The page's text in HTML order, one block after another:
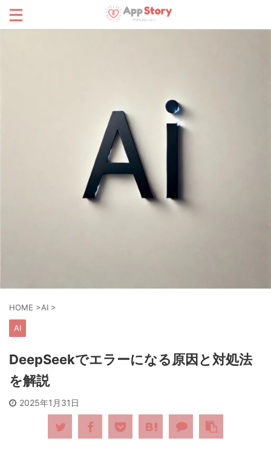
HOME >AI >
AI
DeepSeekでエラーになる原因と対処法
を解説
2025年1月31日